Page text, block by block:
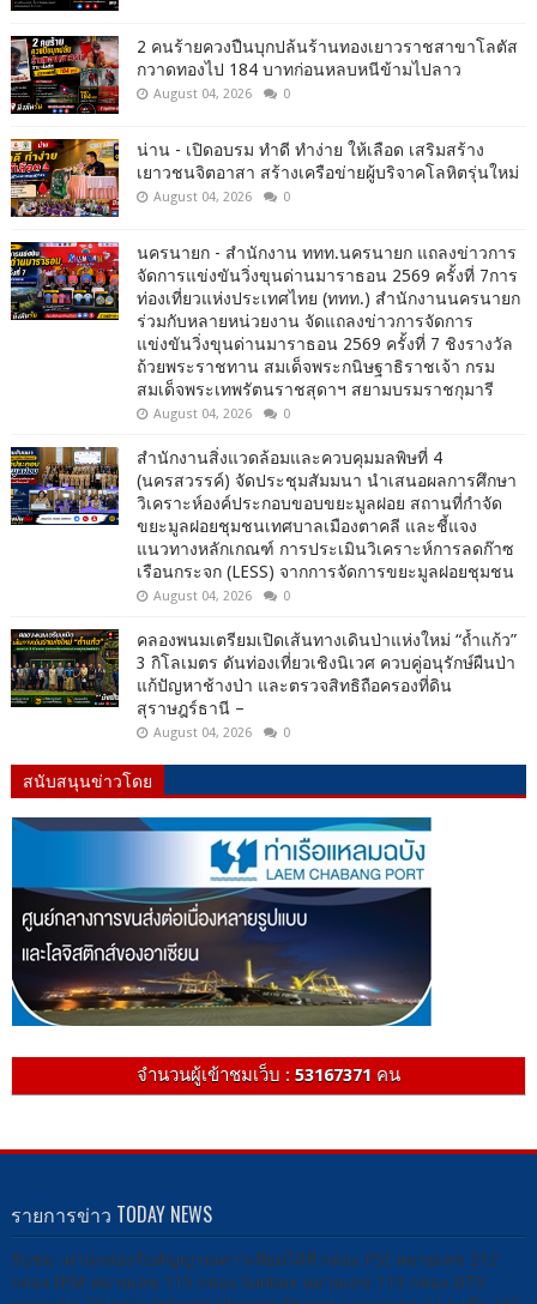
2 คนร้ายควงปืนบุกปล้นร้านทองเยาวราชสาขาโลตัส
กวาดทองไป 184 บาทก่อนหลบหนีข้ามไปลาว
August 04, 2026 0
น่าน - เปิดอบรม ทำดี ทำง่าย ให้เลือด เสริมสร้าง
เยาวชนจิตอาสา สร้างเครือข่ายผู้บริจาคโลหิตรุ่นใหม่
August 04, 2026 0
นครนายก - สำนักงาน ททท.นครนายก แถลงข่าวการ
จัดการแข่งขันวิ่งขุนด่านมาราธอน 2569 ครั้งที่ 7การ
ท่องเที่ยวแห่งประเทศไทย (ททท.) สำนักงานนครนายก
ร่วมกับหลายหน่วยงาน จัดแถลงข่าวการจัดการ
แข่งขันวิ่งขุนด่านมาราธอน 2569 ครั้งที่ 7 ชิงรางวัล
ถ้วยพระราชทาน สมเด็จพระกนิษฐาธิราชเจ้า กรม
สมเด็จพระเทพรัตนราชสุดาฯ สยามบรมราชกุมารี
August 04, 2026 0
สำนักงานสิ่งแวดล้อมและควบคุมมลพิษที่ 4
(นครสวรรค์) จัดประชุมสัมมนา นำเสนอผลการศึกษา
วิเคราะห์องค์ประกอบขอบขยะมูลฝอย สถานที่กำจัด
ขยะมูลฝอยชุมชนเทศบาลเมืองตาคลี และชี้แจง
แนวทางหลักเกณฑ์ การประเมินวิเคราะห์การลดก๊าซ
เรือนกระจก (LESS) จากการจัดการขยะมูลฝอยชุมชน
August 04, 2026 0
คลองพนมเตรียมเปิดเส้นทางเดินป่าแห่งใหม่ “ถ้ำแก้ว”
3 กิโลเมตร ดันท่องเที่ยวเชิงนิเวศ ควบคู่อนุรักษ์ผืนป่า
แก้ปัญหาช้างป่า และตรวจสิทธิถือครองที่ดิน
สุราษฎร์ธานี –
August 04, 2026 0
สนับสนุนข่าวโดย
จำนวนผู้เข้าชมเว็บ : 53167371 คน
รายการข่าว TODAY NEWS
รับชม -ผ่านกล่องรับสัญญาณดาวเทียมได้ที่ กล่อง PSI หมายเลข 212
กล่อง IPM หมายเลข 115 กล่อง Sunbox หมายเลข 113 กล่อง DTV